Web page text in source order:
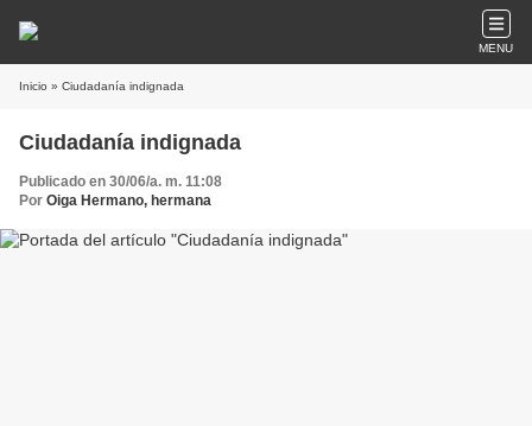
MENU
Inicio » Ciudadanía indignada
Ciudadanía indignada
Publicado en 30/06/a. m. 11:08
Por Oiga Hermano, hermana